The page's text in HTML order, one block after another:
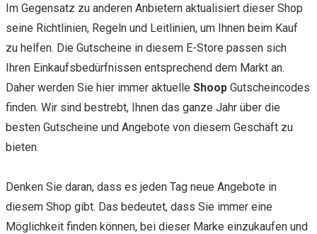
Im Gegensatz zu anderen Anbietern aktualisiert dieser Shop
seine Richtlinien, Regeln und Leitlinien, um Ihnen beim Kauf
zu helfen. Die Gutscheine in diesem E-Store passen sich
Ihren Einkaufsbedürfnissen entsprechend dem Markt an.
Daher werden Sie hier immer aktuelle Shoop Gutscheincodes
finden. Wir sind bestrebt, Ihnen das ganze Jahr über die
besten Gutscheine und Angebote von diesem Geschäft zu
bieten.
Denken Sie daran, dass es jeden Tag neue Angebote in
diesem Shop gibt. Das bedeutet, dass Sie immer eine
Möglichkeit finden können, bei dieser Marke einzukaufen und